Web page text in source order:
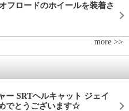
フロードのホイールを装着さ
more >>
SRTヘルキャット ジェイ
でとうございます☆